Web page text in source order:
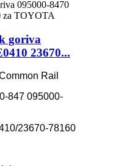
goriva
23670...
Rail
847 095000-
23670-78160